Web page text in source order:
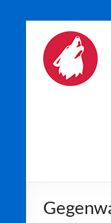
Inhalt
wechseln